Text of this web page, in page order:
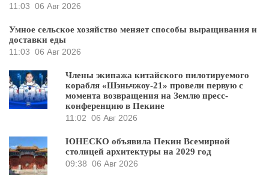
11:03 06 Авг 2026
Умное сельское хозяйство меняет способы выращивания и
доставки еды
11:03 06 Авг 2026
Члены экипажа китайского пилотируемого
корабля «Шэньчжоу-21» провели первую с
момента возвращения на Землю пресс-
конференцию в Пекине
11:02 06 Авг 2026
ЮНЕСКО объявила Пекин Всемирной
столицей архитектуры на 2029 год
09:38 06 Авг 2026